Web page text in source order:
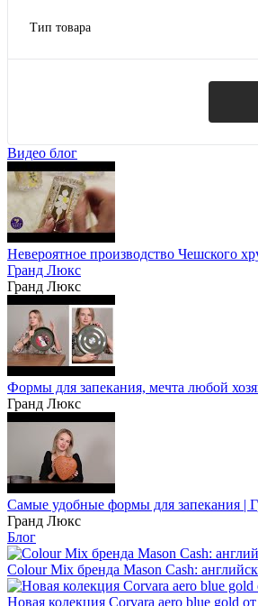
Тип товара
Солонки и перечницы
Показать ещё 1
Видео блог
Невероятное производство Чешского
Гранд Люкс
Гранд Люкс
Формы для запекания, мечта любой
Гранд Люкс
Самые удобные формы для запекания |
Гранд Люкс
Блог
Colour Mix бренда Mason Cash:
Новая колекция Corvara aero blue gold